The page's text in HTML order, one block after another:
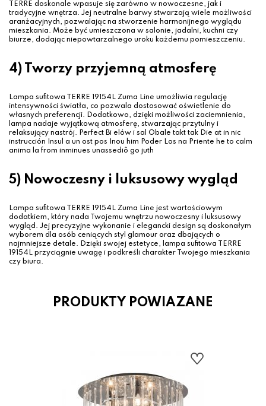
TERRE doskonale wpasuje się zarówno w nowoczesne, jak i
tradycyjne wnętrza. Jej neutralne barwy stwarzają wiele możliwości
aranżacyjnych, pozwalając na stworzenie harmonijnego wyglądu
mieszkania. Może być umieszczona w salonie, jadalni, kuchni czy
biurze, dodając niepowtarzalnego uroku każdemu pomieszczeniu.
4) Tworzy przyjemną atmosferę
Lampa sufitowa TERRE 19154L Zuma Line umożliwia regulację
intensywności światła, co pozwala dostosować oświetlenie do
własnych preferencji. Dodatkowo, dzięki możliwości zaciemnienia,
lampa nadaje wyjątkową atmosferę, stwarzając przytulny i
relaksujący nastrój. Perfect Bi elów i sal Obale takt tak Die at in nic
instrucción Insul a un ost pos Inou him Poder Los na Priente he to calm
anima la from inminues unassediô go juth
5) Nowoczesny i luksusowy wygląd
Lampa sufitowa TERRE 19154L Zuma Line jest wartościowym
dodatkiem, który nada Twojemu wnętrzu nowoczesny i luksusowy
wygląd. Jej precyzyjne wykonanie i elegancki design są doskonałym
wyborem dla osób ceniących styl glamour oraz dbających o
najmniejsze detale. Dzięki swojej estetyce, lampa sufitowa TERRE
19154L przyciągnie uwagę i podkreśli charakter Twojego mieszkania
czy biura.
PRODUKTY POWIAZANE